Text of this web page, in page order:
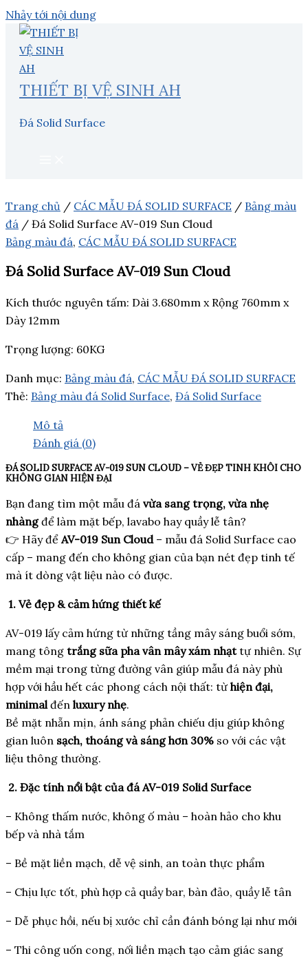
Nhảy tới nội dung
THIẾT BỊ VỆ SINH AH
Đá Solid Surface
Trang chủ / CÁC MẪU ĐÁ SOLID SURFACE / Bảng màu
đá / Đá Solid Surface AV-019 Sun Cloud
Bảng màu đá, CÁC MẪU ĐÁ SOLID SURFACE
Đá Solid Surface AV-019 Sun Cloud
Kích thước nguyên tấm: Dài 3.680mm x Rộng 760mm x
Dày 12mm
Trọng lượng: 60KG
Danh mục: Bảng màu đá, CÁC MẪU ĐÁ SOLID SURFACE
Thẻ: Bảng màu đá Solid Surface, Đá Solid Surface
Mô tả
Đánh giá (0)
ĐÁ SOLID SURFACE AV-019 SUN CLOUD – VẺ ĐẸP TINH KHÔI CHO
KHÔNG GIAN HIỆN ĐẠI
Bạn đang tìm một mẫu đá vừa sang trọng, vừa nhẹ
nhàngđể làm mặt bếp, lavabo hay quầy lễ tân?
👉 Hãy đểAV-019 Sun Cloud– mẫu đá Solid Surface cao
cấp – mang đến cho không gian của bạn nét đẹp tinh tế
mà ít dòng vật liệu nào có được.
1. Vẻ đẹp & cảm hứng thiết kế
AV-019 lấy cảm hứng từ những tầng mây sáng buổi sớm,
mang tông trắng sữa pha vân mây xám nhạttự nhiên. Sự
mềm mại trong từng đường vân giúp mẫu đá này phù
hợp với hầu hết các phong cách nội thất: từhiện đại,
minimalđến luxury nhẹ.
Bề mặt nhẵn mịn, ánh sáng phản chiếu dịu giúp không
gian luôn sạch, thoáng và sáng hơn 30% so với các vật
liệu thông thường.
2. Đặc tính nổi bật của đá AV-019 Solid Surface
– Không thấm nước, không ố màu – hoàn hảo cho khu
bếp và nhà tắm
– Bề mặt liền mạch, dễ vệ sinh, an toàn thực phẩm
– Chịu lực tốt, phù hợp cả quầy bar, bàn đảo, quầy lễ tân
– Dễ phục hồi, nếu bị xước chỉ cần đánh bóng lại như mới
– Thi công uốn cong, nối liền mạch tạo cảm giác sang